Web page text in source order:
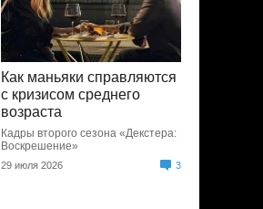
Как маньяки справляются
с кризисом среднего
возраста
Кадры второго сезона «Декстера:
Воскрешение»
29 июля 2026 3